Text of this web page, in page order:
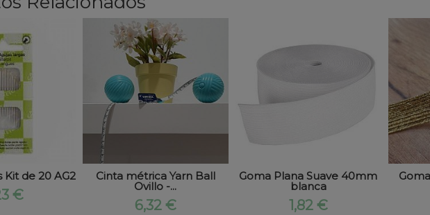
Kit de 20 AG2
€
Cinta métrica Yarn Ball
Ovillo -...
6,32 €
Goma Plana Suave 40mm
blanca
1,82 €